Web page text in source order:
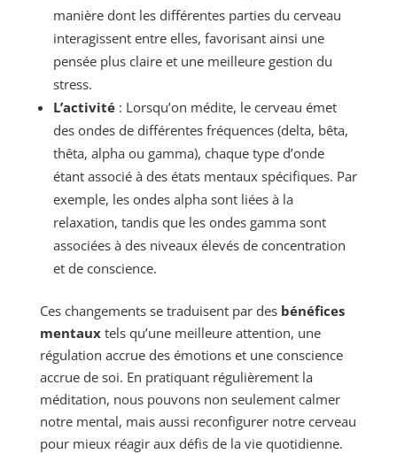
manière dont les différentes parties du cerveau
interagissent entre elles, favorisant ainsi une
pensée plus claire et une meilleure gestion du
stress.
L’activité: Lorsqu’on médite, le cerveau émet
des ondes de différentes fréquences (delta, bêta,
thêta, alpha ou gamma), chaque type d’onde
étant associé à des états mentaux spécifiques. Par
exemple, les ondes alpha sont liées à la
relaxation, tandis que les ondes gamma sont
associées à des niveaux élevés de concentration
et de conscience.
Ces changements se traduisent par des bénéfices
mentauxtels qu’une meilleure attention, une
régulation accrue des émotions et une conscience
accrue de soi. En pratiquant régulièrement la
méditation, nous pouvons non seulement calmer
notre mental, mais aussi reconfigurer notre cerveau
pour mieux réagir aux défis de la vie quotidienne.